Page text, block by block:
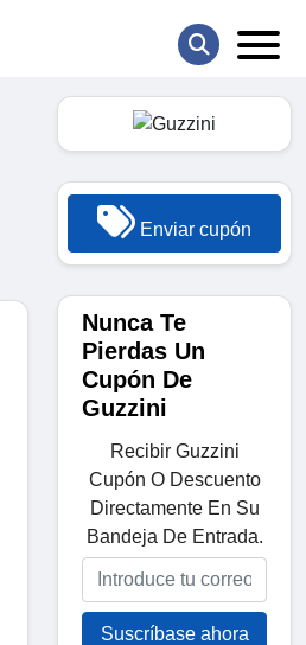
Enviar cupón
Nunca Te
Pierdas Un
Cupón De
Guzzini
Recibir Guzzini
Cupón O Descuento
Directamente En Su
Bandeja De Entrada.
Suscríbase ahora